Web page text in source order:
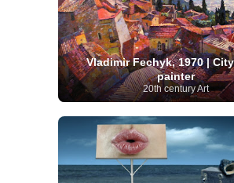
Vladimir Fechyk, 1970 |
painter
20th century Art